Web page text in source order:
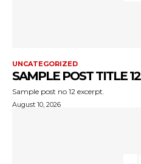
UNCATEGORIZED
SAMPLE POST TITLE 12
Sample post no 12 excerpt.
August 10, 2026